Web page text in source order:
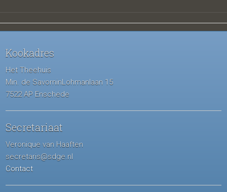
Kookadres
Het Theehuis
Min. de SavorninLohmanlaan 15
7522 AP Enschede
Secretariaat
Veronique van Haaften
secretaris@sdge.nl
Contact